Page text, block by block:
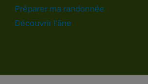
Préparer ma randonnée
Découvrir l'âne
JE RECHERCHE UN ÂNIER